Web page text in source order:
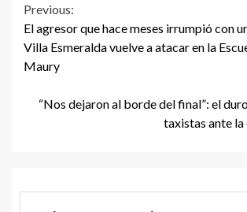
Continue
Reading
Previous:
El agresor que hace meses irrumpió con
Villa Esmeralda vuelve a atacar en la
Maury
“Nos dejaron al borde del final”: el
taxistas ante la